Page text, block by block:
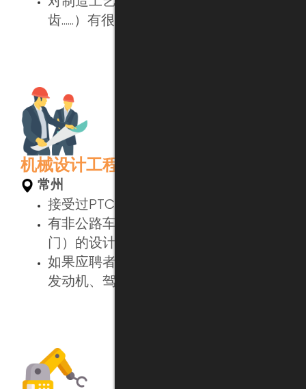
齿......）有很好的理解
机械设计工程师
常州
接受过PTC Creo软件的使用培训
有非公路车辆（建筑、农业和工业部
门）的设计经验（至少2年）
如果应聘者有以下领域的经验则更佳：
发动机、驾驶室、液压系统、电气系统